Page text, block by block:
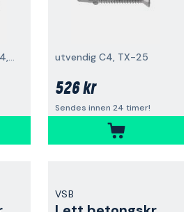
utvendig C4, TX-25, 4,8 x 45 mm, 400-pakning utvendig C4, TX-25
526 kr
Sendes innen 24 timer!
VSB